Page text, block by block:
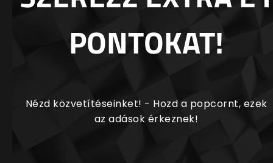
PONTOKAT!
Nézd közvetítéseinket! - Hozd a popcornt, ezek
az adások érkeznek!